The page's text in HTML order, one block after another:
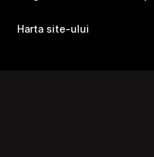
Harta site-ului